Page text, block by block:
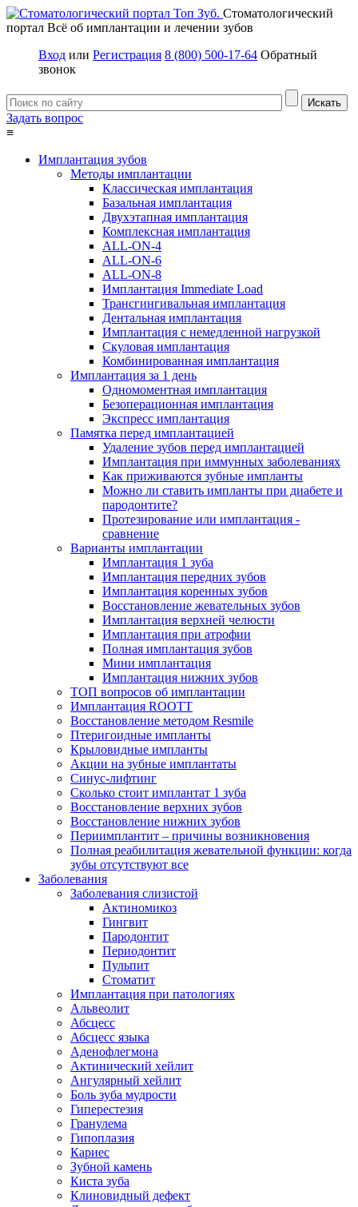
Стоматологический
портал Всё об имплантации и лечении зубов
Вход или Регистрация 8 (800) 500-17-64 Обратный
звонок
Задать вопрос
≡
Имплантация зубов
Методы имплантации
Классическая имплантация
Базальная имплантация
Двухэтапная имплантация
Комплексная имплантация
ALL-ON-4
ALL-ON-6
ALL-ON-8
Имплантация Immediate Load
Трансгингивальная имплантация
Дентальная имплантация
Имплантация с немедленной нагрузкой
Скуловая имплантация
Комбинированная имплантация
Имплантация за 1 день
Одномоментная имплантация
Безоперационная имплантация
Экспресс имплантация
Памятка перед имплантацией
Удаление зубов перед имплантацией
Имплантация при иммунных заболеваниях
Как приживаются зубные импланты
Можно ли ставить импланты при диабете и
пародонтите?
Протезирование или имплантация -
сравнение
Варианты имплантации
Имплантация 1 зуба
Имплантация передних зубов
Имплантация коренных зубов
Восстановление жевательных зубов
Имплантация верхней челюсти
Имплантация при атрофии
Полная имплантация зубов
Мини имплантация
Имплантация нижних зубов
ТОП вопросов об имплантации
Имплантация ROOTT
Восстановление методом Resmile
Птеригоидные импланты
Крыловидные импланты
Акции на зубные имплантаты
Синус-лифтинг
Сколько стоит имплантат 1 зуба
Восстановление верхних зубов
Восстановление нижних зубов
Периимплантит – причины возникновения
Полная реабилитация жевательной функции: когда
зубы отсутствуют все
Заболевания
Заболевания слизистой
Актиномикоз
Гингвит
Пародонтит
Периодонтит
Пульпит
Стоматит
Имплантация при патологиях
Альвеолит
Абсцесс
Абсцесс языка
Аденофлегмона
Актинический хейлит
Ангулярный хейлит
Боль зуба мудрости
Гиперестезия
Гранулема
Гипоплазия
Кариес
Зубной камень
Киста зуба
Клиновидный дефект